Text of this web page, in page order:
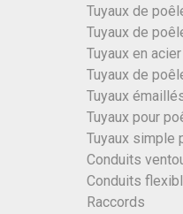
Tuyaux de
Tuyaux de
Tuyaux en
Tuyaux de
Tuyaux
Tuyaux pour
Tuyaux simple
Conduits
Conduits
Raccords